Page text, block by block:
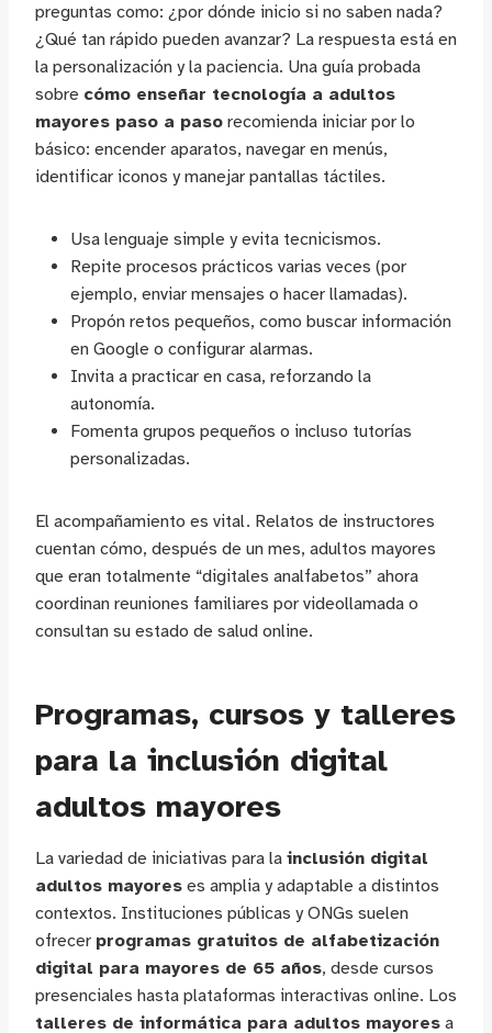
preguntas como: ¿por dónde inicio si no saben nada?
¿Qué tan rápido pueden avanzar? La respuesta está en
la personalización y la paciencia. Una guía probada
sobre cómo enseñar tecnología a adultos
mayores paso a paso recomienda iniciar por lo
básico: encender aparatos, navegar en menús,
identificar iconos y manejar pantallas táctiles.
Usa lenguaje simple y evita tecnicismos.
Repite procesos prácticos varias veces (por
ejemplo, enviar mensajes o hacer llamadas).
Propón retos pequeños, como buscar información
en Google o configurar alarmas.
Invita a practicar en casa, reforzando la
autonomía.
Fomenta grupos pequeños o incluso tutorías
personalizadas.
El acompañamiento es vital. Relatos de instructores
cuentan cómo, después de un mes, adultos mayores
que eran totalmente “digitales analfabetos” ahora
coordinan reuniones familiares por videollamada o
consultan su estado de salud online.
Programas, cursos y talleres
para la inclusión digital
adultos mayores
La variedad de iniciativas para la inclusión digital
adultos mayores es amplia y adaptable a distintos
contextos. Instituciones públicas y ONGs suelen
ofrecer programas gratuitos de alfabetización
digital para mayores de 65 años, desde cursos
presenciales hasta plataformas interactivas online. Los
talleres de informática para adultos mayores a